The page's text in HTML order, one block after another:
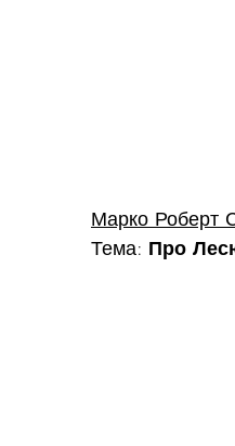
Марко Роберт
Тема: Про